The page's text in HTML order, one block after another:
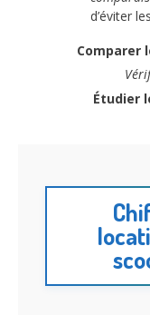
d’éviter
Comparer
Étudier